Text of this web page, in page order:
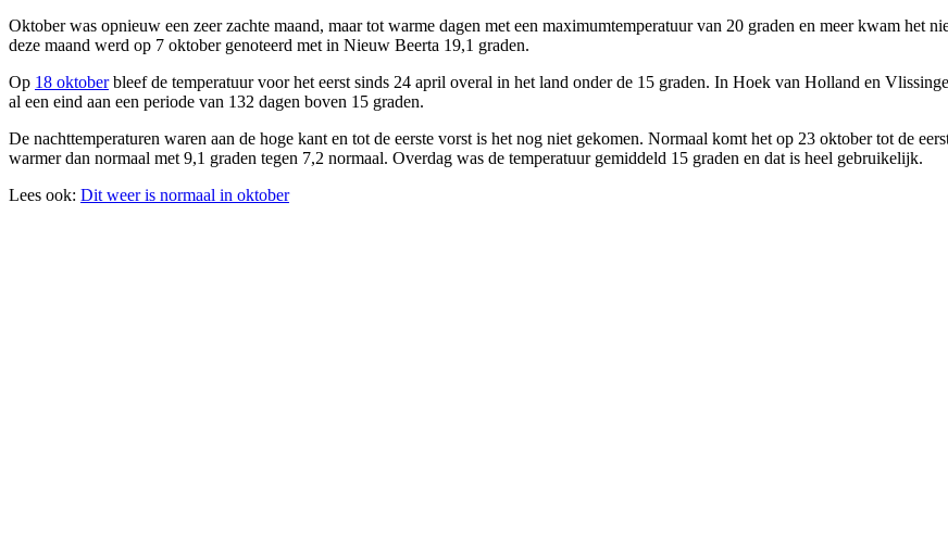
Oktober was opnieuw een zeer zachte maand, maar tot warme dagen met een maximumtemperatuur van 20 graden en meer kwam het
deze maand werd op 7 oktober genoteerd met in Nieuw Beerta 19,1 graden.
Op 18 oktoberbleef de temperatuur voor het eerst sinds 24 april overal in het land onder de 15 graden. In Hoek van Holland en
al een eind aan een periode van 132 dagen boven 15 graden.
De nachttemperaturen waren aan de hoge kant en tot de eerste vorst is het nog niet gekomen. Normaal komt het op 23 oktober tot de
warmer dan normaal met 9,1 graden tegen 7,2 normaal. Overdag was de temperatuur gemiddeld 15 graden en dat is heel gebruikelijk.
Lees ook: Dit weer is normaal in oktober